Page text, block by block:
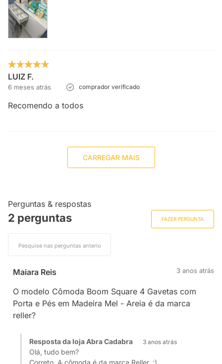
LUIZ F.
6 meses atrás comprador verificado
Recomendo a todos
CARREGAR MAIS
Perguntas & respostas
2 perguntas FAZER PERGUNTA
Maiara Reis 3 anos atrás
O modelo Cômoda Boom Square 4 Gavetas com
Porta e Pés em Madeira Mel - Areia é da marca
reller?
Resposta da loja Abra Cadabra 3 anos atrás
Olá, tudo bem?
Correto. A cômoda é da marca Reller. :)